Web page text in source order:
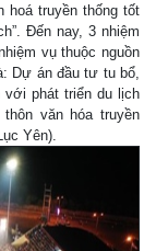
hoá truyền thống tốt
Đến nay, 3 nhiệm
vụ thuộc nguồn
Dự án đầu tư tu bổ,
phát triển du lịch
văn hóa truyền
Yên).